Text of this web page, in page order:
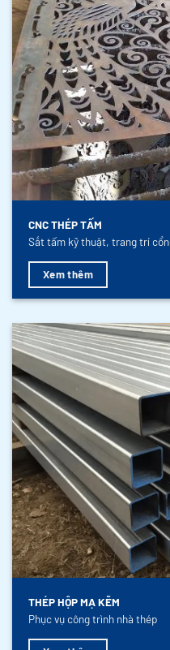
CNC THÉP TẤM
Sắt tấm kỹ thuật, trang trí
Xem thêm
THÉP HỘP MẠ KẼM
Phục vụ công trình nhà thép